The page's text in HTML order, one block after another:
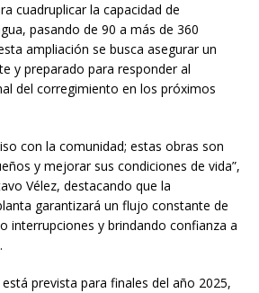
cuadruplicar la capacidad de
pasando de 90 a más de 360
ampliación se busca asegurar un
y preparado para responder al
del corregimiento en los próximos
con la comunidad; estas obras son
y mejorar sus condiciones de vida”,
Vélez, destacando que la
garantizará un flujo constante de
interrupciones y brindando confianza a
prevista para finales del año 2025,